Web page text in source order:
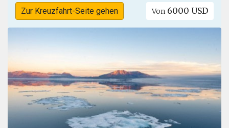
Zur Kreuzfahrt-Seite gehen Von 6000 USD